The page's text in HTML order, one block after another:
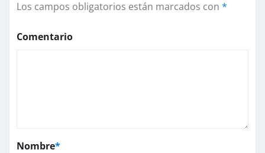
Los campos obligatorios están marcados con *
Comentario
Nombre*